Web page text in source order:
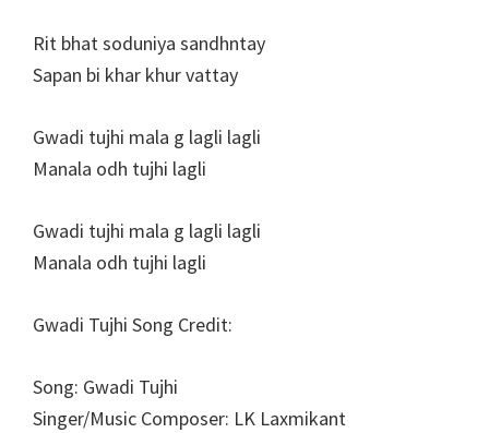
Rit bhat soduniya sandhntay
Sapan bi khar khur vattay
Gwadi tujhi mala g lagli lagli
Manala odh tujhi lagli
Gwadi tujhi mala g lagli lagli
Manala odh tujhi lagli
Gwadi Tujhi Song Credit:
Song: Gwadi Tujhi
Singer/Music Composer: LK Laxmikant